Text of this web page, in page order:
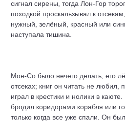
сигнал сирены, тогда Лон-Гор
походкой проскальзывал к
нужный, зелёный, красный или
наступала тишина.
Мон-Со было нечего делать, его
отсеках; книг он читать не любил,
играл в крестики и нолики в
бродил коридорами корабля или
только когда все уже спали. Он